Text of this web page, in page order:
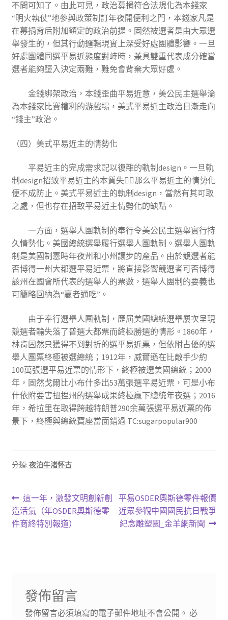
不問可知了。由此可見，政治募捐符合法規化為本錢家
“明火執仗”地參與政策制訂年夜開便利之門，本錢家凡是
在募捐背后附加額定的政治前提。固然被選者是由大眾選
舉發生的，但其行動邏輯現實上深受好處團體影響。一旦
好處團體同選平易近態度對峙時，兼具雙重代表成分確當
選者能夠墮入決定兩難，難免會背棄大眾好處。
金錢綁架政治，本錢歪曲平易近意，美公民主選舉淪
為本錢家比賽權利的游戲場，美式平易近主政治日漸走向
“錢主”政治。
（四）美式平易近主的情勢化
平易近主的完成需求配以復雜的軌制design。一旦軌
制design招致平易近主的本質失，那么平易近主的情勢化
便不成防止。美式平易近主的軌制design，當然有其可取
之處，但也存在招致平易近主情勢化的缺點。
一方面，選舉人團軌制的奉行令美公民主選舉實行持
久情勢化。美國總統選舉履行選舉人團軌制。選舉人團軌
制是美國制憲時年夜州和小州讓步的產品。由於競選者能
否博得一州大都選平易近票，將直接影響競選者可否博得
該州在國會所代表的選舉人的票數，選舉人團制的要義也
可簡略回納為“贏者通吃”。
由于奉行選舉人團軌制，歷屆美國總統選舉屢次呈現
競選者輸失落了普選大都票而終極勝選的情形。1860年，
林肯固然只獲得不到對折的選平易近票，但依附占優的選
舉人團票終極被選總統；1912年，威爾遜在比敵手少約
100萬張選平易近票的情形下，終極被選美國總統；2000
年，固然戈爾比小布什多出53萬張選平易近票，可是小布
什依附要害扭捏州的選舉成果終極贏下總統年夜選；2016
年，希拉里在取得跨越特朗普290余萬張選平易近票的佈
景下，終極與總統寶座當面錯過 TC:sugarpopular900
分類: 夜泊牛渚怀古
文
章
上
一
篇
這一年，激發文明創新創
造活氣（年OSDER奧斯德零
件商終特別報道）
下
一
篇
平易OSDER奧斯德零件報價
近眾參觀中國國民抗日戰爭
紀念雕塑園_金羊網新聞
發佈留言
發佈留言必須填寫的電子郵件地址不會公開。 必